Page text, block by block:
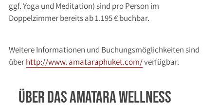
ggf. Yoga und Meditation) sind pro Person im
Doppelzimmer bereits ab 1.195 € buchbar.
Weitere Informationen und Buchungsmöglichkeiten sind
überhttp://www. amataraphuket.com/verfügbar.
Über das Amatara Wellness